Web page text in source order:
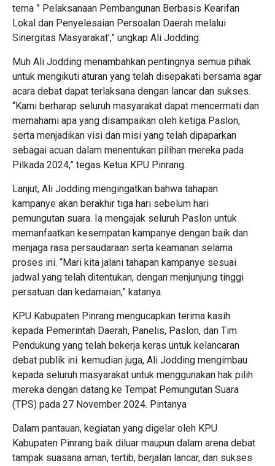
tema ” Pelaksanaan Pembangunan Berbasis Kearifan
Lokal dan Penyelesaian Persoalan Daerah melalui
Sinergitas Masyarakat’,” ungkap Ali Jodding.
Muh Ali Jodding menambahkan pentingnya semua pihak
untuk mengikuti aturan yang telah disepakati bersama agar
acara debat dapat terlaksana dengan lancar dan sukses.
“Kami berharap seluruh masyarakat dapat mencermati dan
memahami apa yang disampaikan oleh ketiga Paslon,
serta menjadikan visi dan misi yang telah dipaparkan
sebagai acuan dalam menentukan pilihan mereka pada
Pilkada 2024,” tegas Ketua KPU Pinrang.
Lanjut, Ali Jodding mengingatkan bahwa tahapan
kampanye akan berakhir tiga hari sebelum hari
pemungutan suara. Ia mengajak seluruh Paslon untuk
memanfaatkan kesempatan kampanye dengan baik dan
menjaga rasa persaudaraan serta keamanan selama
proses ini. “Mari kita jalani tahapan kampanye sesuai
jadwal yang telah ditentukan, dengan menjunjung tinggi
persatuan dan kedamaian,” katanya.
KPU Kabupaten Pinrang mengucapkan terima kasih
kepada Pemerintah Daerah, Panelis, Paslon, dan Tim
Pendukung yang telah bekerja keras untuk kelancaran
debat publik ini. kemudian juga, Ali Jodding mengimbau
kepada seluruh masyarakat untuk menggunakan hak pilih
mereka dengan datang ke Tempat Pemungutan Suara
(TPS) pada 27 November 2024. Pintanya
Dalam pantauan, kegiatan yang digelar oleh KPU
Kabupaten Pinrang baik diluar maupun dalam arena debat
tampak suasana aman, tertib, berjalan lancar, dan sukses